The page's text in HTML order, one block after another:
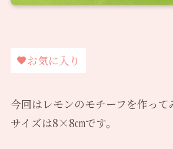
お気に入り
今回はレモンのモチーフを作って
サイズは8×8㎝です。